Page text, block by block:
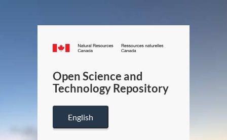
Canada.ca
/
Canada
Open Science and
Technology Repository
English